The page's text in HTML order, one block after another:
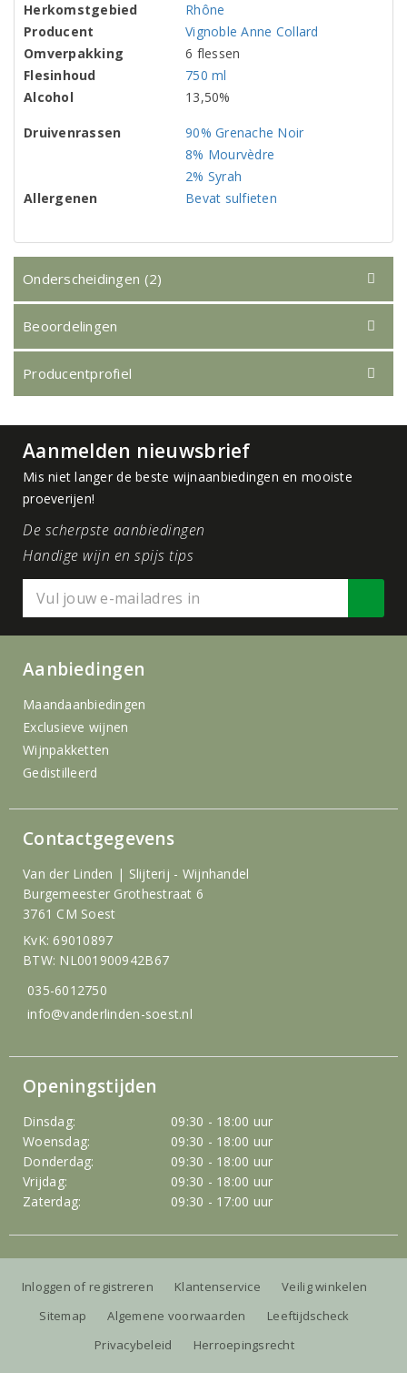
Herkomstgebied
Rhône
Producent
Vignoble Anne Collard
Omverpakking
6 flessen
Flesinhoud
750 ml
Alcohol
13,50%
Druivenrassen
90% Grenache Noir
8% Mourvèdre
2% Syrah
Allergenen
Bevat sulfieten
Onderscheidingen (2)
Beoordelingen
Producentprofiel
Aanmelden nieuwsbrief
Mis niet langer de beste wijnaanbiedingen en mooiste
proeverijen!
De scherpste aanbiedingen
Handige wijn en spijs tips
Aanbiedingen
Maandaanbiedingen
Exclusieve wijnen
Wijnpakketten
Gedistilleerd
Contactgegevens
Van der Linden | Slijterij - Wijnhandel
Burgemeester Grothestraat 6
3761 CM Soest
KvK: 69010897
BTW: NL001900942B67
035-6012750
info@vanderlinden-soest.nl
Openingstijden
Dinsdag:
09:30 - 18:00 uur
Woensdag:
09:30 - 18:00 uur
Donderdag:
09:30 - 18:00 uur
Vrijdag:
09:30 - 18:00 uur
Zaterdag:
09:30 - 17:00 uur
Inloggen of registreren Klantenservice
Veilig winkelen
Sitemap
Algemene voorwaarden
Leeftijdscheck
Privacybeleid
Herroepingsrecht